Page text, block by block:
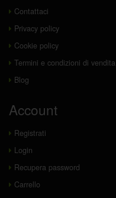
Contattaci
Privacy policy
Cookie policy
Termini e condizioni di vendita
Blog
Account
Registrati
Login
Recupera password
Carrello